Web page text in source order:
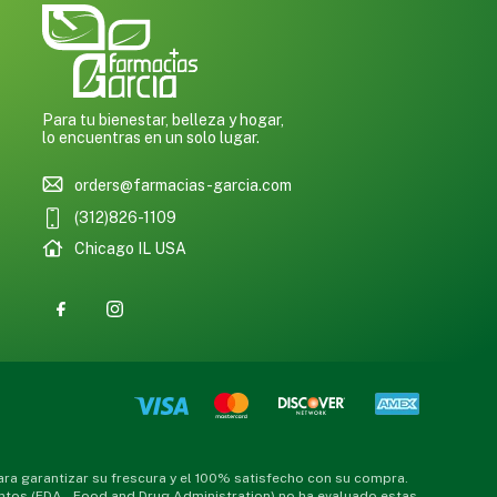
Para tu bienestar, belleza y hogar,
lo encuentras en un solo lugar.
orders@farmacias-garcia.com
(312)826-1109
Chicago IL USA
garantizar su frescura y el 100% satisfecho con su compra.